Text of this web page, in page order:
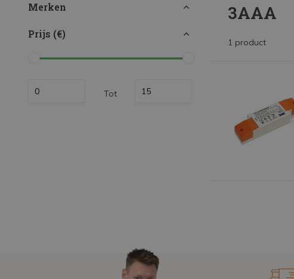
LED TL
LED Plafondlampen en Wandlampen
Merken
Prijs (€)
Tot
3AAA
1 product